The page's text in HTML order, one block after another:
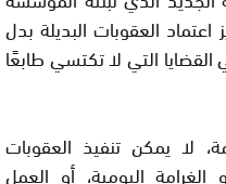
اعتماد العقوبات البديلة بدل
التي لا تكتسي طابعًا
لا يمكن تنفيذ العقوبات
الغرامة اليومية، أو العمل